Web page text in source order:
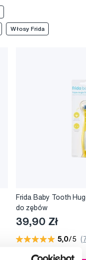
Włosy Frida
Frida Baby Tooth
do zębów
39,90 Zł
5,0/5